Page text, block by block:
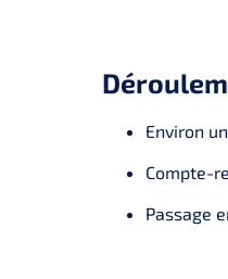
Environ
Compte-
Passage